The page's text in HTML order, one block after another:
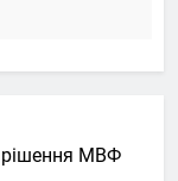
рішення МВФ